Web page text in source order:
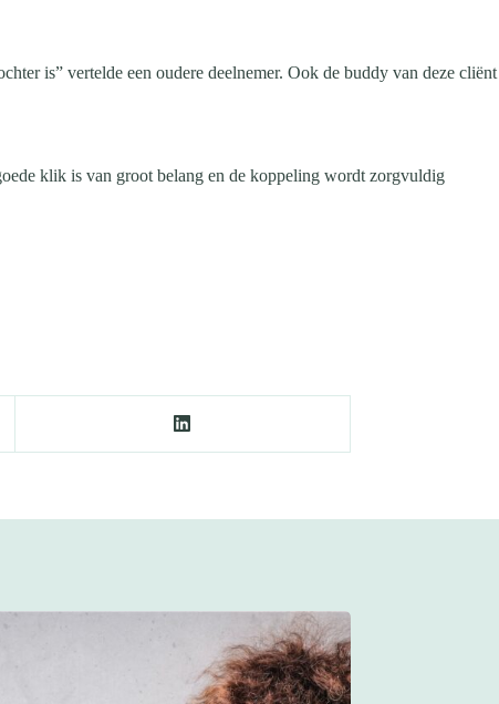
is” vertelde een oudere deelnemer. Ook de buddy van deze cliënt
klik is van groot belang en de koppeling wordt zorgvuldig